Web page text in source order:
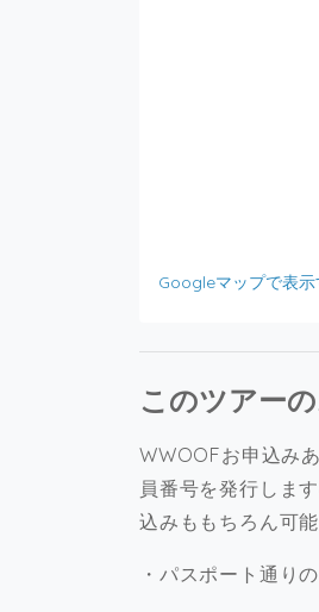
Googleマップで表示
このツアー
WWOOFお申込み
員番号を発行しま
込みももちろん可能
・パスポート通り